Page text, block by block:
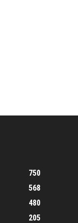
750
568
480
205